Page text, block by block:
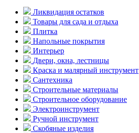
Ликвидация остатков
Товары для сада и отдыха
Плитка
Напольные покрытия
Интерьер
Двери, окна, лестницы
Краска и малярный инструмент
Сантехника
Строительные материалы
Строительное оборудование
Электроинструмент
Ручной инструмент
Скобяные изделия